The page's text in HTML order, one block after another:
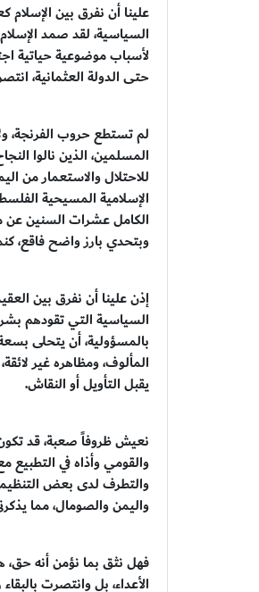
علينا أن نفرق بين الإسلام
السياسية، لقد صمد
لأسباب موضوعية حياتية
حتى الدولة العثمانية،
لم تستطع حروب الفرنجة،
المسلمين، الذين نالوا
للاحتلال والاستعمار من
الكامل عشرات السنين عن
وبتحدي بارز واضح فاقع،
إذن علينا أن نفرق بين
السياسية التي تقودهم
بالمسؤولية، أن يتحلى
المألوف، ومظاهره غير
يقبل التأويل أو النقاش.
نعيش ظروفاً صعبة، قد تكون
والقومي وأذاه في التطبيع
والتطرف لدى بعض
واليمن والصومال، مما
فهل نثق بما نؤمن أنه حق،
الأعداء، بل وانتصرت